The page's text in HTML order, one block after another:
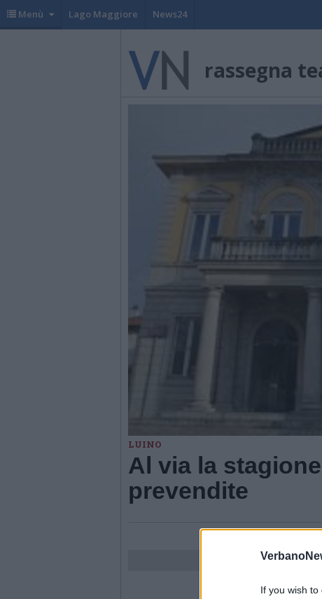
If you wish
Menù Lago Maggiore News24
rassegna
LUINO
Al via la
prevendite